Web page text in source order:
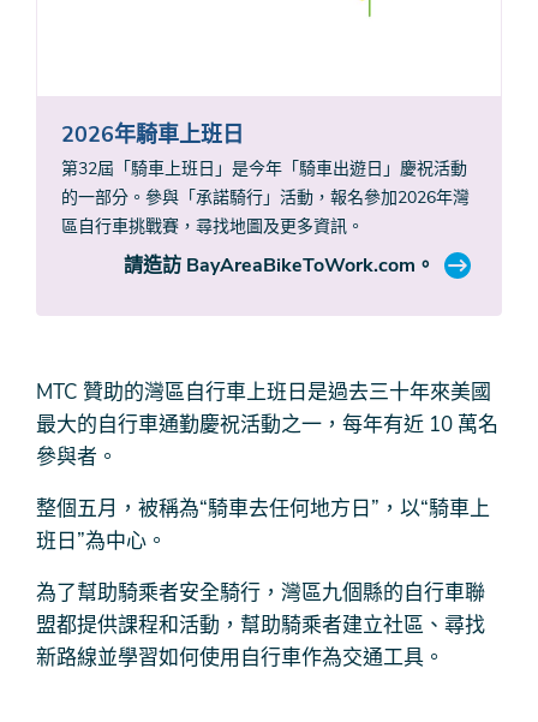
2026年騎車上班日
第32屆「騎車上班日」是今年「騎車出遊日」慶祝活動
的一部分。參與「承諾騎行」活動，報名參加2026年灣
區自行車挑戰賽，尋找地圖及更多資訊。
請造訪 BayAreaBikeToWork.com。
MTC 贊助的灣區自行車上班日是過去三十年來美國
最大的自行車通勤慶祝活動之一，每年有近 10 萬名
參與者。
整個五月，被稱為“騎車去任何地方日”，以“騎車上
班日”為中心。
為了幫助騎乘者安全騎行，灣區九個縣的自行車聯
盟都提供課程和活動，幫助騎乘者建立社區、尋找
新路線並學習如何使用自行車作為交通工具。